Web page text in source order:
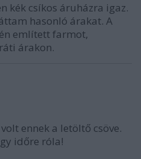
kék csíkos áruházra igaz.
hasonló árakat. A
említett farmot,
árakon.
ennek a letöltő csöve.
időre róla!